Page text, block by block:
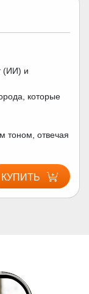
(ИИ) и
которые
тоном, отвечая
КУПИТЬ